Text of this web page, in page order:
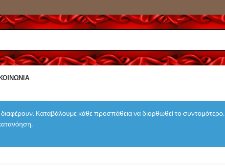
Καταβάλουμε κάθε προσπάθεια να διορθωθεί το συντομότερο.